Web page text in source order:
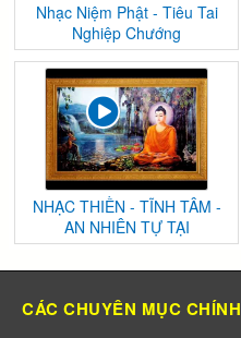
Nhạc Niệm Phật - Tiêu Tai
Nghiệp Chướng
NHẠC THIỀN - TĨNH TÂM -
AN NHIÊN TỰ TẠI
CÁC CHUYÊN MỤC CHÍNH